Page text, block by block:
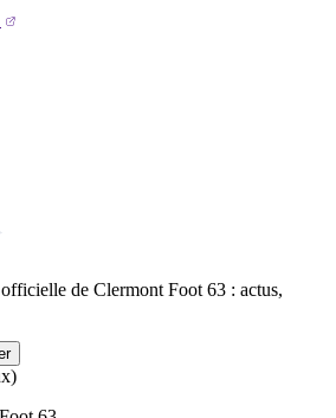
de Clermont Foot 63 : actus,